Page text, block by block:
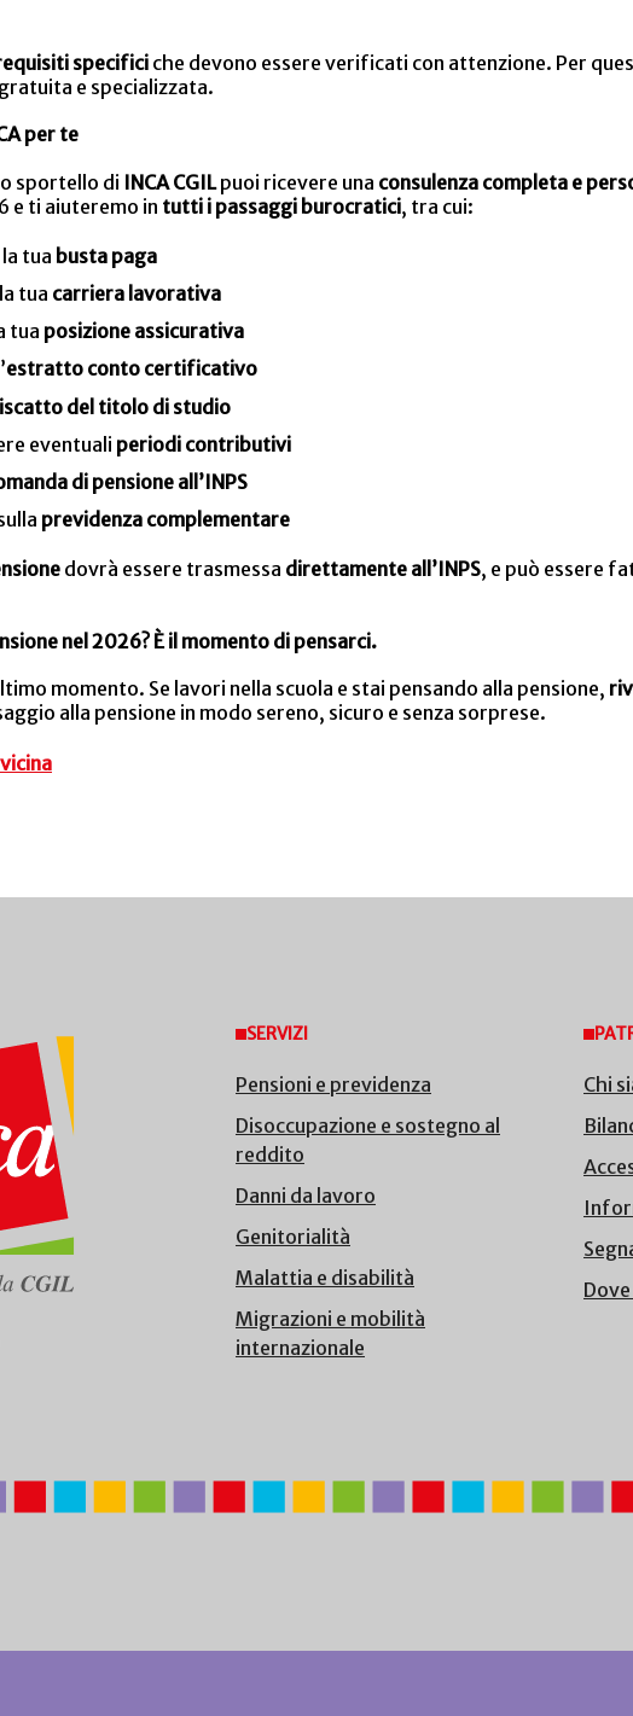
specifici che devono essere verificati con attenzione. Per
e specializzata.
per te
sportello di INCA CGILpuoi ricevere una consulenza completa e
e ti aiuteremo in tutti i passaggi burocratici, tra cui:
tua busta paga
tua carriera lavorativa
tua posizione assicurativa
estratto conto certificativo
del titolo di studio
eventuali periodi contributivi
di pensione all’INPS
previdenza complementare
dovrà essere trasmessa direttamente all’INPS, e può essere
nel 2026? È il momento di pensarci.
momento. Se lavori nella scuola e stai pensando alla pensione,
alla pensione in modo sereno, sicuro e senza sorprese.
SERVIZI
Pensioni e previdenza
Disoccupazione e sostegno al
reddito
Danni da lavoro
Genitorialità
Malattia e disabilità
Migrazioni e mobilità
internazionale
Chi